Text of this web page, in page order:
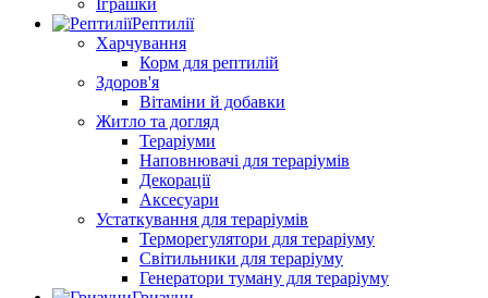
Іграшки
Рептилії
Харчування
Корм для рептилій
Здоров'я
Вітаміни й добавки
Житло та догляд
Тераріуми
Наповнювачі для тераріумів
Декорації
Аксесуари
Устаткування для тераріумів
Терморегулятори для тераріуму
Світильники для тераріуму
Генератори туману для тераріуму